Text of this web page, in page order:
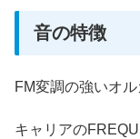
音の特徴
FM変調の強いオル
キャリアの